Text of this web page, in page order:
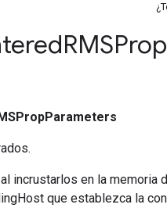
RMSProp
incrustarlos en la memoria
que establezca la